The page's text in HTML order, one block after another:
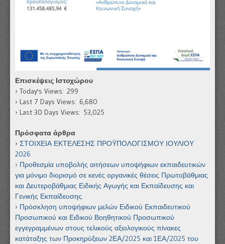
Επισκέψεις Ιστοχώρου
Today's Views: 299
Last 7 Days Views: 6,680
Last 30 Days Views: 53,025
Πρόσφατα άρθρα
ΣΤΟΙΧΕΙΑ ΕΚΤΕΛΕΣΗΣ ΠΡΟΫΠΟΛΟΓΙΣΜΟΥ ΙΟΥΛΙΟΥ
2026
Προθεσμία υποβολής αιτήσεων υποψήφιων εκπαιδευτικών
για μόνιμο διορισμό σε κενές οργανικές θέσεις Πρωτοβάθμιας
και Δευτεροβάθμιας Ειδικής Αγωγής και Εκπαίδευσης και
Γενικής Εκπαίδευσης.
Πρόσκληση υποψήφιων μελών Ειδικού Εκπαιδευτικού
Προσωπικού και Ειδικού Βοηθητικού Προσωπικού
εγγεγραμμένων στους τελικούς αξιολογικούς πίνακες
κατάταξης των Προκηρύξεων 2ΕΑ/2025 και 1ΕΑ/2025 του